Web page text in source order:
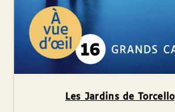
Les Jardins de Torcello